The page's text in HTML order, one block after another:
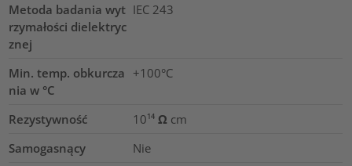
Metoda badania wyt
rzymałości dielektryc
znej
IEC 243
Min. temp. obkurcza
nia w °C
+100°C
Rezystywność
10¹⁴ Ω cm
Samogasnący
Nie